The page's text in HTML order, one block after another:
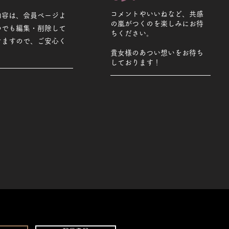
は、会員ページよ
も編集・削除して
すので、ご安心く
コメントやいいねなど、共感
の嵐がつくのを楽しみにお待
ちください。
貴女様のあつい想いをお待ち
しております！